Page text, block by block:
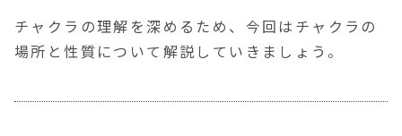
チャクラの理解を深めるため、今回はチャクラの
場所と性質について解説していきましょう。